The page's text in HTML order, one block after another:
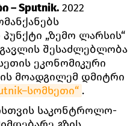
– Sputnik. 2022
„ზემო ლარსის“
შესაძლებლობა
ეკონომიკური
მოადგილემ დმიტრი
.
საკონტროლო-